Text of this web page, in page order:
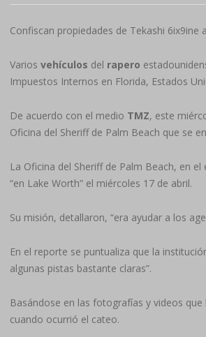
Confiscan propiedades de Tekashi
Varios vehículos del rapero
Impuestos Internos en Florida, Estados
De acuerdo con el medio TMZ, este
Oficina del Sheriff de Palm Beach que se
La Oficina del Sheriff de Palm Beach, en
“en Lake Worth” el miércoles 17 de abril.
Su misión, detallaron, “era ayudar a los
En el reporte se puntualiza que la
algunas pistas bastante claras”.
Basándose en las fotografías y videos
cuando ocurrió el cateo.